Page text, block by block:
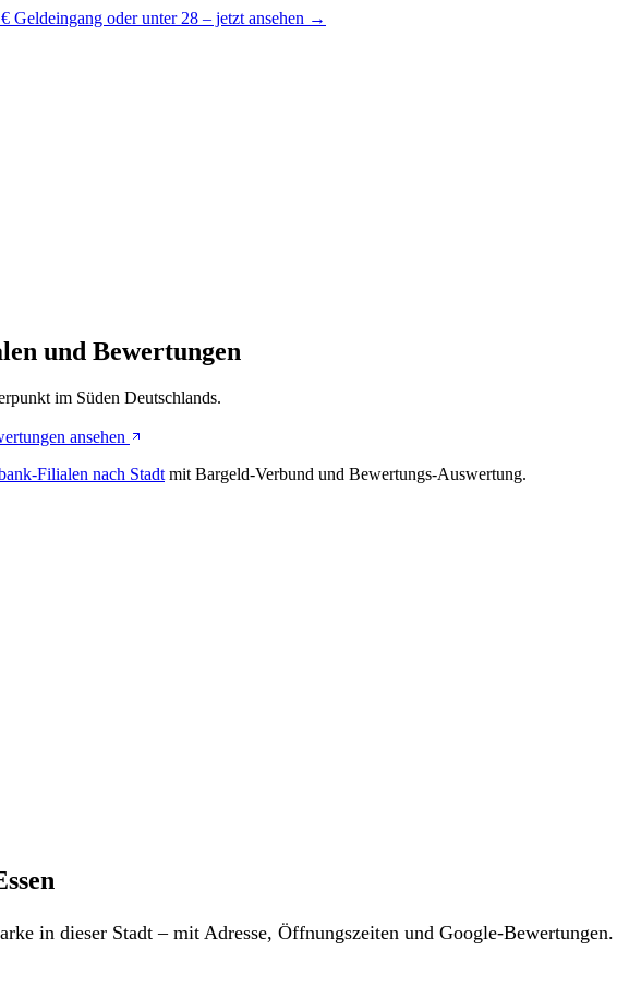
oder unter 28 – jetzt ansehen →
und Bewertungen
im Süden Deutschlands.
ansehen
Filialen nach Stadt mit Bargeld-Verbund und Bewertungs-Auswertung.
in dieser Stadt – mit Adresse, Öffnungszeiten und Google-Bewertungen.